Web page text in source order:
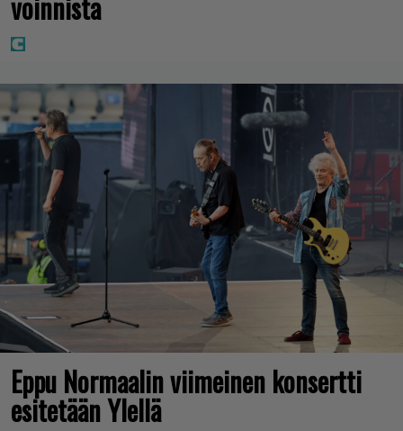
Eppu Normaalin viimeinen konsertti
esitetään Ylellä